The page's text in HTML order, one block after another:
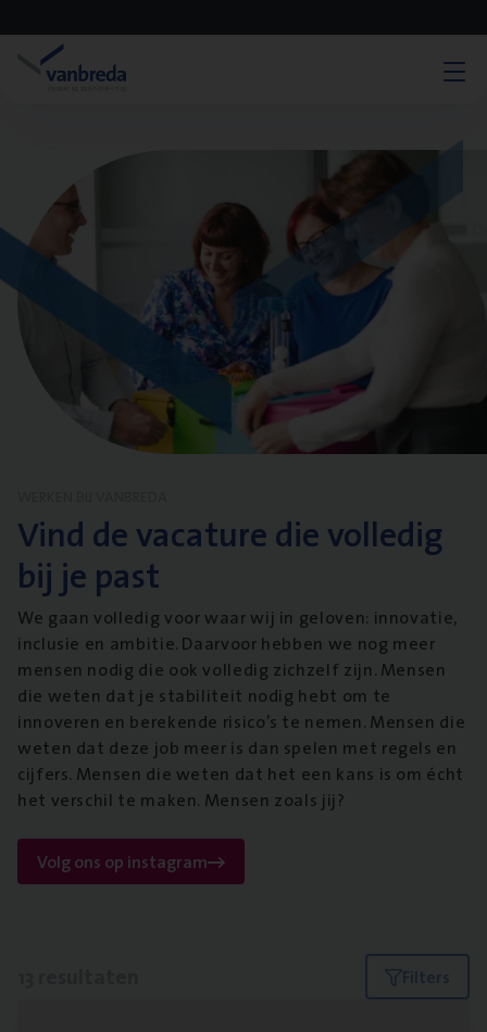
Vind de vacature die volledig
bij je past
We gaan volledig voor waar wij in geloven: innovatie,
inclusie en ambitie. Daarvoor hebben we nog meer
mensen nodig die ook volledig zichzelf zijn. Mensen
die weten dat je stabiliteit nodig hebt om te
innoveren en berekende risico’s te nemen. Mensen die
weten dat deze job meer is dan spelen met regels en
cijfers. Mensen die weten dat het een kans is om écht
het verschil te maken. Mensen zoals jij?
Volg ons op instagram
Filters